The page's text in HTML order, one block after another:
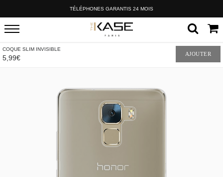
TÉLÉPHONES GARANTIS 24 MOIS
COQUE SLIM INVISIBLE
5,99€ AJOUTER